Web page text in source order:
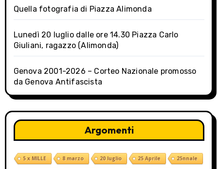
Quella fotografia di Piazza Alimonda
Lunedì 20 luglio dalle ore 14.30 Piazza Carlo
Giuliani, ragazzo (Alimonda)
Genova 2001-2026 – Corteo Nazionale promosso
da Genova Antifascista
Argomenti
5 x MILLE 8 marzo 20 luglio 25 Aprile 25nnale